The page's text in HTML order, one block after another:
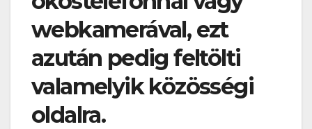
webkamerával, ezt
azután pedig feltölti
valamelyik közösségi
oldalra.